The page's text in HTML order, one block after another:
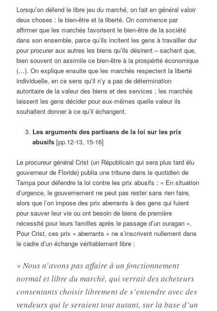
Lorsqu’on défend le libre jeu du marché, on fait en général valoir
deux choses : le bien-être et la liberté. On commence par
affirmer que les marchés favorisent le bien-être de la société
dans son ensemble, parce qu’ils incitent les gens à travailler dur
pour procurer aux autres les biens qu’ils désirent – sachant que,
bien souvent on assimile ce bien-être à la prospérité économique
(…). On explique ensuite que les marchés respectent la liberté
individuelle, en ce sens qu’il n’y a pas de détermination
autoritaire de la valeur des biens et des services ; les marchés
laissent les gens décider pour eux-mêmes quelle valeur ils
souhaitent donner à ce qu’il échangent.
Les arguments des partisans de la loi sur les prix
abusifs[pp.12-13, 15-16]
Le procureur général Crist (un Républicain qui sera plus tard élu
gouverneur de Floride) publia une tribune dans le quotidien de
Tampa pour défendre la loi contre les prix abusifs : « En situation
d’urgence, le gouvernement ne peut pas rester sans rien faire,
alors que l’on impose des prix aberrants à des gens qui fuient
pour sauver leur vie ou ont besoin de biens de première
nécessité pour leurs familles après le passage d’un ouragan ».
Pour Crist, ces prix « aberrants » ne s’inscrivent nullement dans
le cadre d’un échange véritablement libre :
« Nous n’avons pas affaire à un fonctionnement
normal et libre du marché, qui verrait des acheteurs
consentants choisir librement de s’entendre avec des
vendeurs qui le seraient tout autant, sur la base d’un